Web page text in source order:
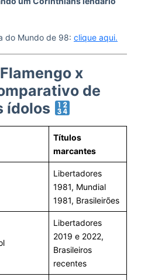
do Mundo de 98: clique aqui.
x
de
ídolos
Títulos
marcantes
Libertadores
1981, Mundial
1981, Brasileirões
Libertadores
2019 e 2022,
Brasileiros
recentes